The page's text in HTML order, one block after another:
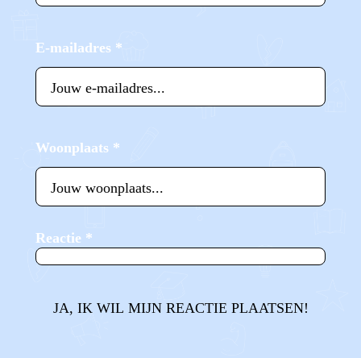
E-mailadres *
Woonplaats *
Reactie *
JA, IK WIL MIJN REACTIE PLAATSEN!